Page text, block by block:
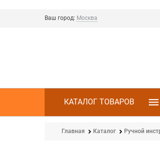
Ваш город: Москва
КАТАЛОГ ТОВАРОВ
Главная Каталог Ручной